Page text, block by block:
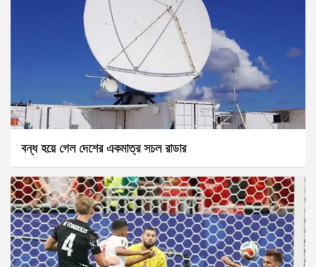
বন্ধ হয়ে গেল দেশের একমাত্র সচল রাডার